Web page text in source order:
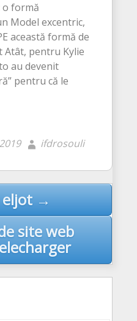
o formă
Model excentric,
această formă de
Atât, pentru Kylie
au devenit
pentru că le
ifdrosouli
eljot →
site web